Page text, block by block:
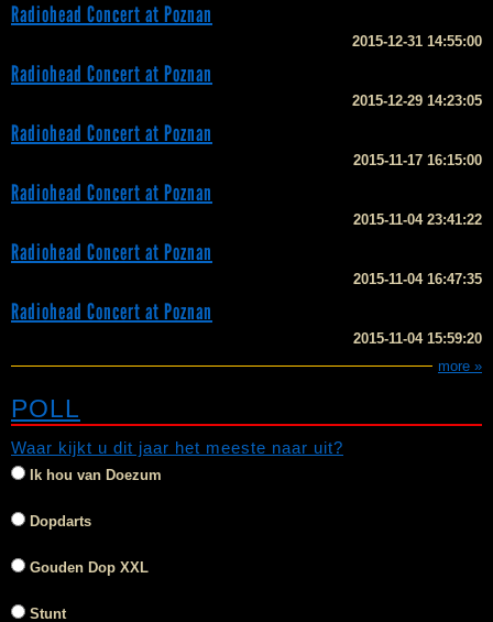
Radiohead Concert at Poznan
2015-12-31 14:55:00
Radiohead Concert at Poznan
2015-12-29 14:23:05
Radiohead Concert at Poznan
2015-11-17 16:15:00
Radiohead Concert at Poznan
2015-11-04 23:41:22
Radiohead Concert at Poznan
2015-11-04 16:47:35
Radiohead Concert at Poznan
2015-11-04 15:59:20
more »
POLL
Waar kijkt u dit jaar het meeste naar uit?
Ik hou van Doezum
Dopdarts
Gouden Dop XXL
Stunt